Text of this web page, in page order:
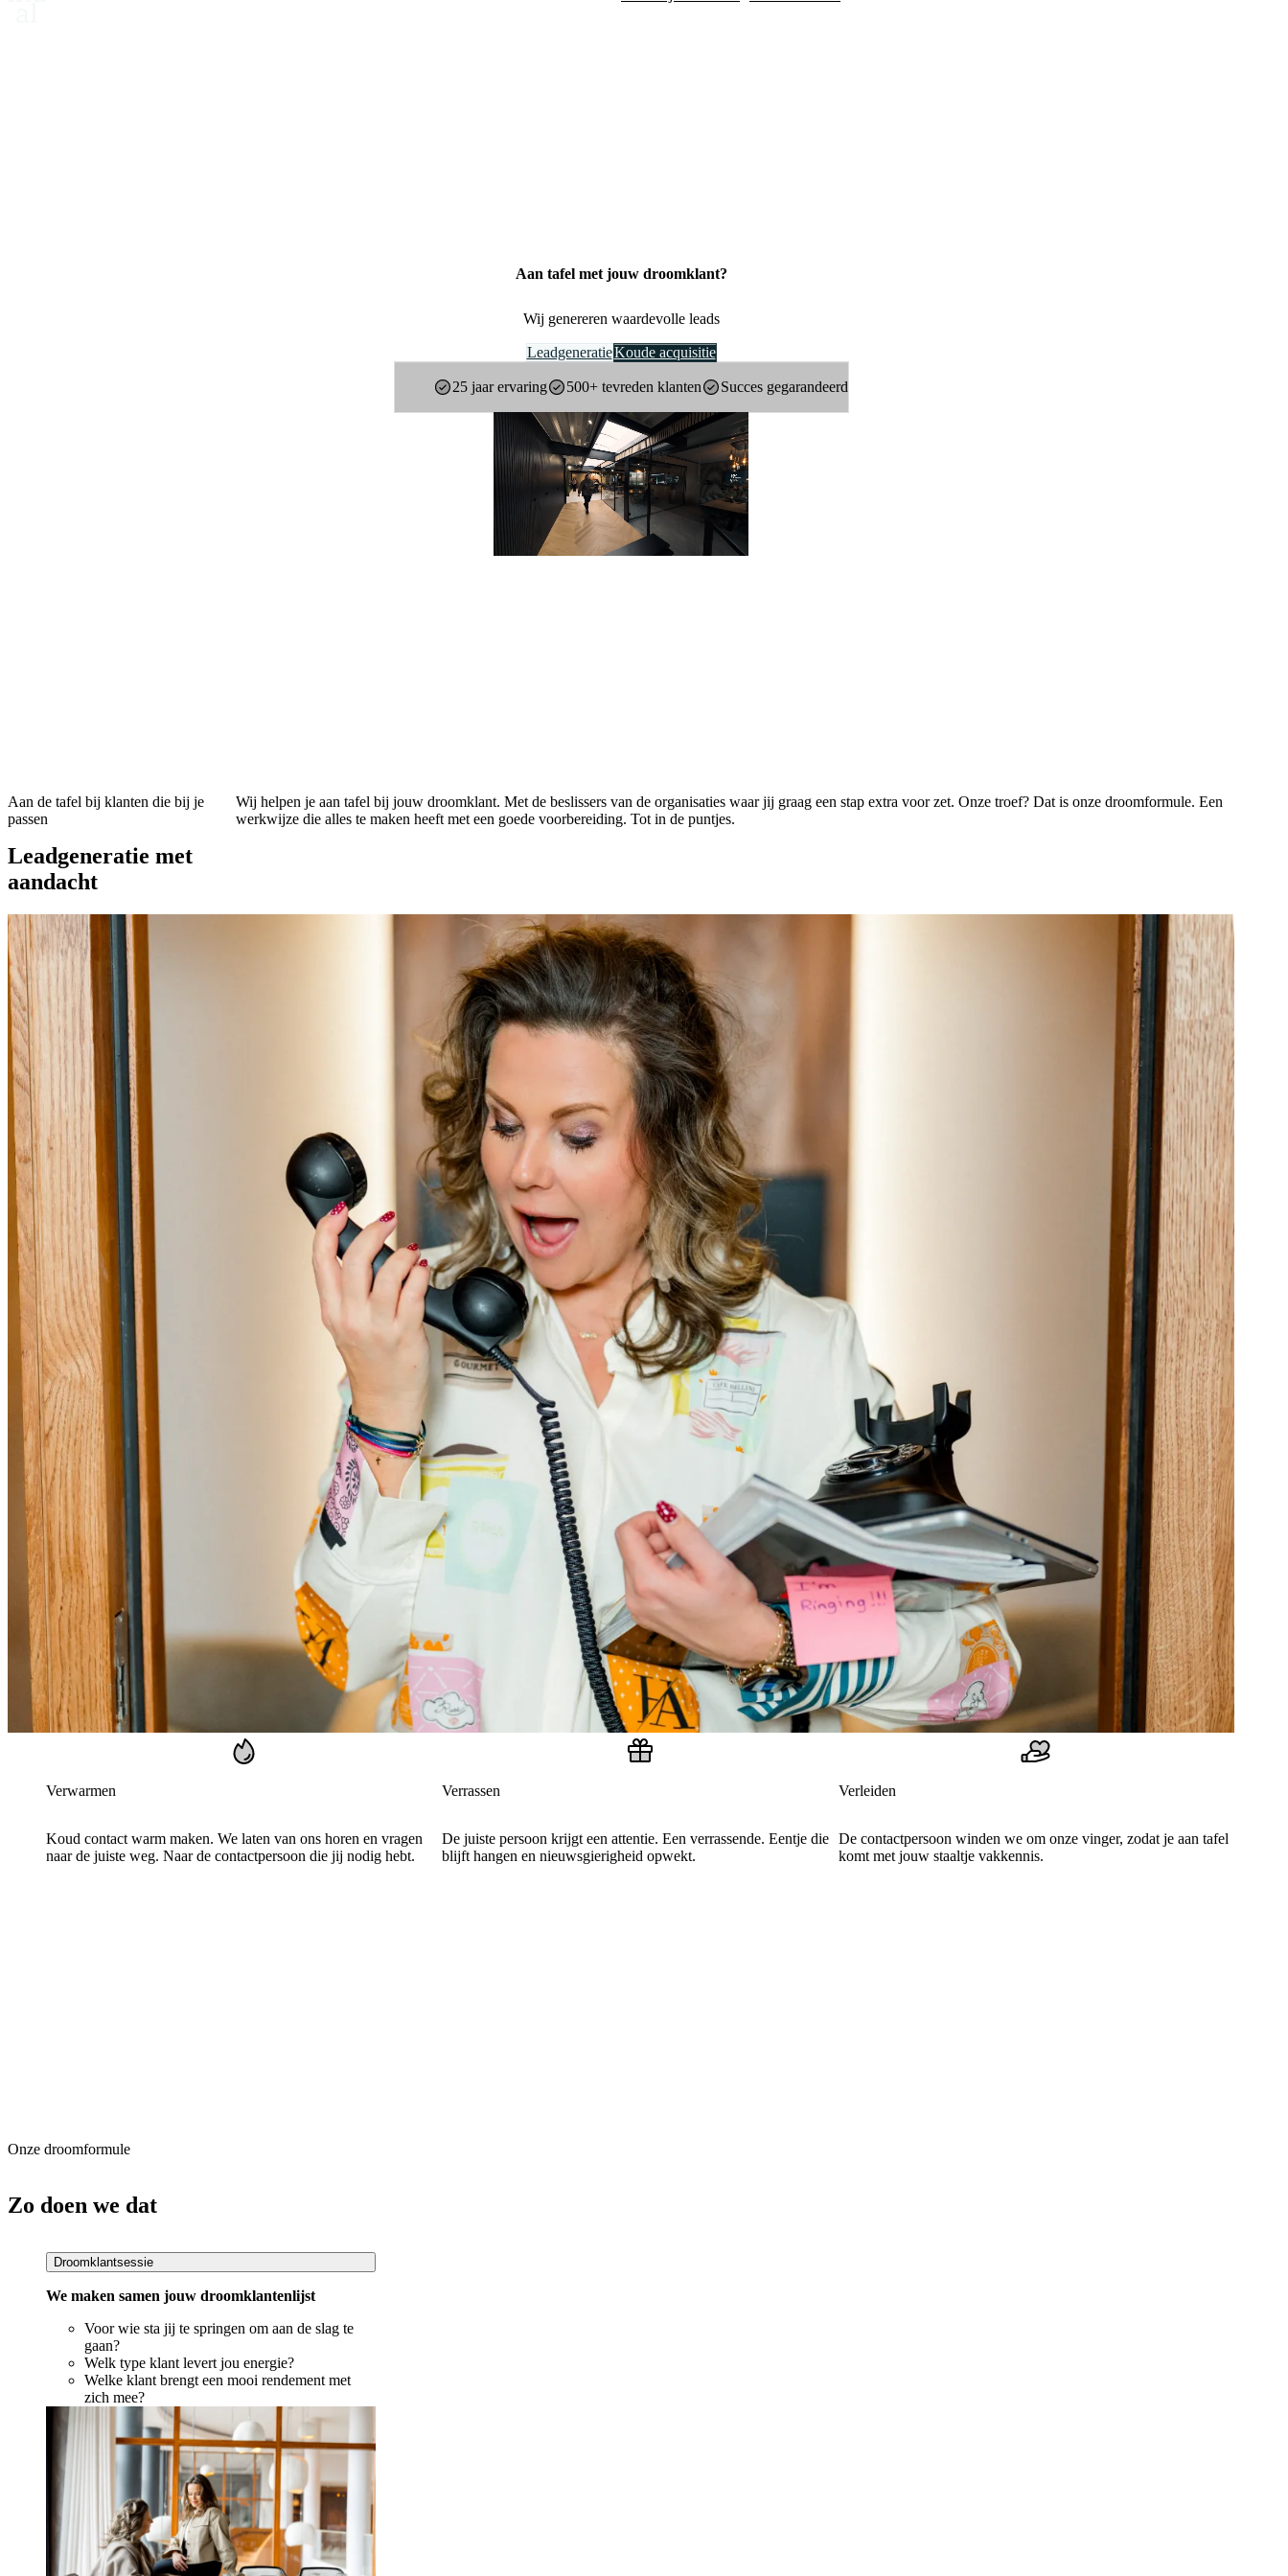
Aan tafel met jouw droomklant?
Wij genereren waardevolle leads
LeadgeneratieKoude acquisitie
25 jaar ervaring 500+ tevreden klanten Succes gegarandeerd
Aan de tafel bij klanten die bij je
passen
Leadgeneratie met
aandacht
Wij helpen je aan tafel bij jouw droomklant. Met de beslissers van de organisaties waar jij graag een stap extra voor zet. Onze troef? Dat is onze droomformule. Een
werkwijze die alles te maken heeft met een goede voorbereiding. Tot in de puntjes.
Verwarmen
Koud contact warm maken. We laten van ons horen en vragen
naar de juiste weg. Naar de contactpersoon die jij nodig hebt.
Verrassen
De juiste persoon krijgt een attentie. Een verrassende. Eentje die
blijft hangen en nieuwsgierigheid opwekt.
Verleiden
De contactpersoon winden we om onze vinger, zodat je aan tafel
komt met jouw staaltje vakkennis.
Onze droomformule
Zo doen we dat
Droomklantsessie
We maken samen jouw droomklantenlijst
Voor wie sta jij te springen om aan de slag te
gaan?
Welk type klant levert jou energie?
Welke klant brengt een mooi rendement met
zich mee?